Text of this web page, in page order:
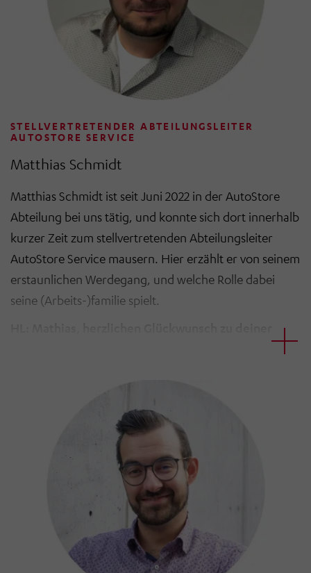
STELLVERTRETENDER ABTEILUNGSLEITER
AUTOSTORE SERVICE
Matthias Schmidt
Matthias Schmidt ist seit Juni 2022 in der AutoStore
Abteilung bei uns tätig, und konnte sich dort innerhalb
kurzer Zeit zum stellvertretenden Abteilungsleiter
AutoStore Service mausern. Hier erzählt er von seinem
erstaunlichen Werdegang, und welche Rolle dabei
seine (Arbeits-)familie spielt.
deiner aktuellen Position gekommen?
Ich bin 2022 als Quereinsteiger ohne technischen
Hintergrund bei HÖRMANN gestartet. Davor war ich
20 Jahre im Einzelhandel, zuletzt als Marktleiter. Durch
einen alten Schulfreund bin ich auf HÖRMANN
aufmerksam geworden und habe mich bewusst für
den Wechsel entschieden, um mehr Zeit für Familie
und ein besseres Gleichgewicht zwischen Arbeit und